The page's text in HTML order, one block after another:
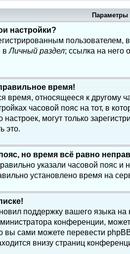
Параметры
настройки?
вЛичный раздел; ссылка на него
время!
время, относящееся к другому
часовой пояс на тот, в
настроек, могут только
это.
но время всё равно
указали часовой пояс
установлено время на
поддержку вашего языка
конференции,
вы сами можете перевести
внизу страниц